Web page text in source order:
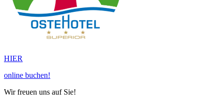
HIER
online buchen!
Wir freuen uns auf Sie!